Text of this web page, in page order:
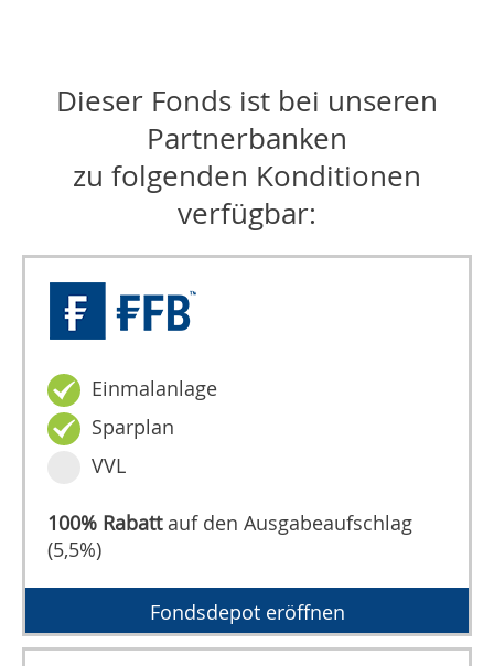
Dieser Fonds ist bei unseren
Partnerbanken
zu folgenden Konditionen
verfügbar:
Einmalanlage
Sparplan
VVL
100% Rabattauf den Ausgabeaufschlag
(5,5%)
Fondsdepot eröffnen